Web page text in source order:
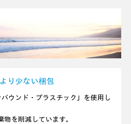
り少ない梱包
ウンド・プラスチック」を使用し
を削減しています。